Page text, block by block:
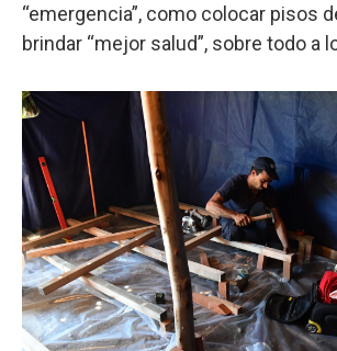
“emergencia”, como colocar pisos
brindar “mejor salud”, sobre todo a